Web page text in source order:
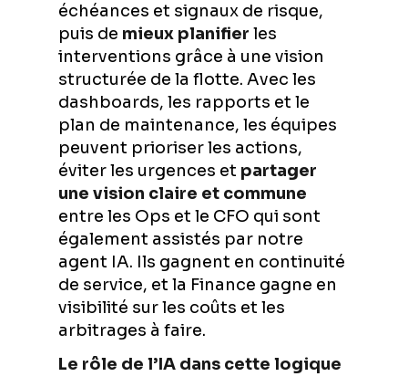
échéances et signaux de risque,
puis de mieux planifier les
interventions grâce à une vision
structurée de la flotte. Avec les
dashboards, les rapports et le
plan de maintenance, les équipes
peuvent prioriser les actions,
éviter les urgences et partager
une vision claire et commune
entre les Ops et le CFO qui sont
également assistés par notre
agent IA. Ils gagnent en continuité
de service, et la Finance gagne en
visibilité sur les coûts et les
arbitrages à faire.
Le rôle de l’IA dans cette logique